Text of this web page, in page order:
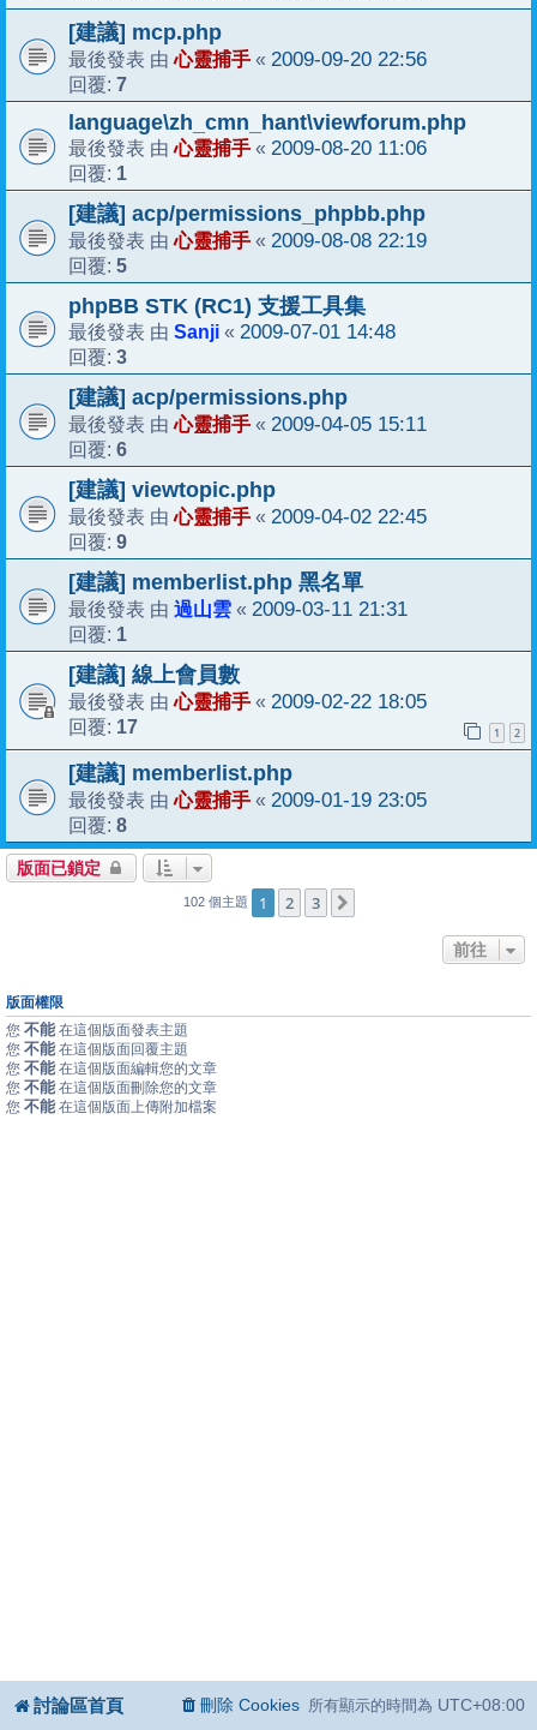
[建議] mcp.php
最後發表 由心靈捕手 « 2009-09-20 22:56
回覆: 7
language\zh_cmn_hant\viewforum.php
最後發表 由心靈捕手 « 2009-08-20 11:06
回覆: 1
[建議] acp/permissions_phpbb.php
最後發表 由心靈捕手 « 2009-08-08 22:19
回覆: 5
phpBB STK (RC1) 支援工具集
最後發表 由 Sanji « 2009-07-01 14:48
回覆: 3
[建議] acp/permissions.php
最後發表 由心靈捕手 « 2009-04-05 15:11
回覆: 6
[建議] viewtopic.php
最後發表 由心靈捕手 « 2009-04-02 22:45
回覆: 9
[建議] memberlist.php 黑名單
最後發表 由 過山雲 « 2009-03-11 21:31
回覆: 1
[建議] 線上會員數
最後發表 由心靈捕手 « 2009-02-22 18:05
回覆: 17 1 2
[建議] memberlist.php
最後發表 由心靈捕手 « 2009-01-19 23:05
回覆: 8
版面已鎖定
102 個主題 1 2 3
前往
版面權限
您 不能 在這個版面發表主題
您 不能 在這個版面回覆主題
您 不能 在這個版面編輯您的文章
您 不能 在這個版面刪除您的文章
您 不能 在這個版面上傳附加檔案
討論區首頁 所有顯示的時間為 UTC+08:00
刪除 Cookies